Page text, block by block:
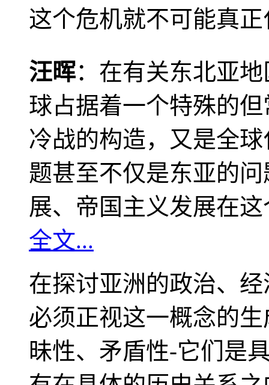
这个危机就不可能真
汪晖：在有关东北亚
球占据着一个特殊的
冷战的构造，又是全
题甚至不仅是东亚的
展、帝国主义发展在
全文...
在探讨亚洲的政治、
必须正视这一概念的
昧性、矛盾性-它们是